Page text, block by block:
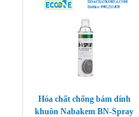
Hóa chất chống bám dính
khuôn Nabakem BN-Spray